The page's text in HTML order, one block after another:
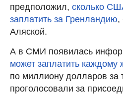
предположил, сколько
заплатить за Гренландию,
Аляской.
А в СМИ появилась
может заплатить
по миллиону долларов за
проголосовали за